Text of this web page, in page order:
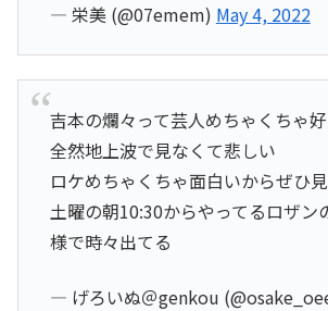
— 栄美 (@07emem) May 4, 2022
吉本の爛々って芸人めちゃくちゃ
全然地上波で見なくて悲しい
ロケめちゃくちゃ面白いからぜひ
土曜の朝10:30からやってるロザン
様で時々出てる
— げろいぬ＠genkou